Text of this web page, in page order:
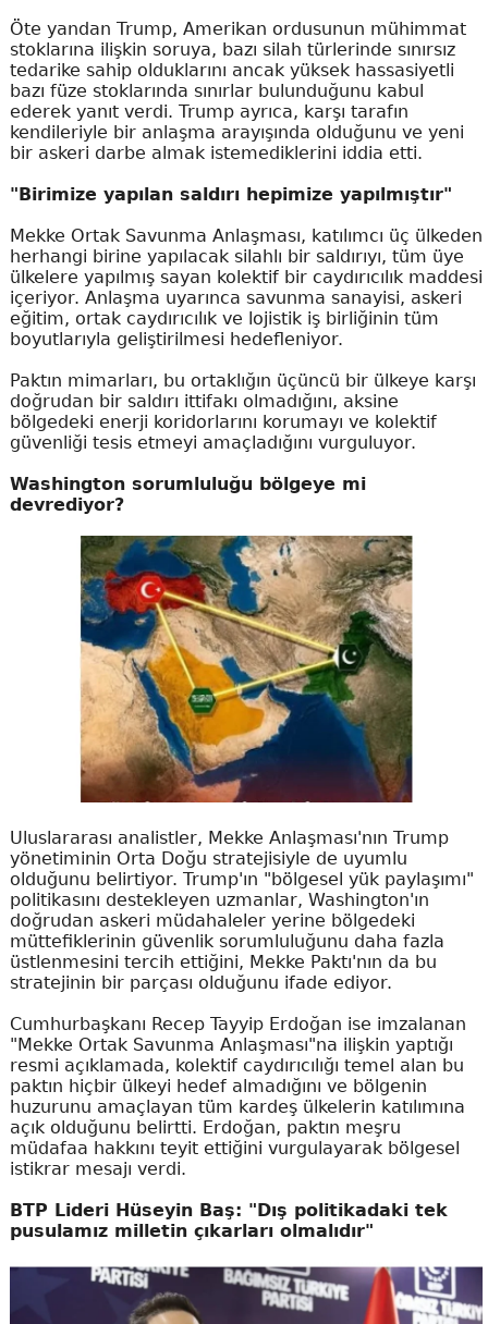
Öte yandan Trump, Amerikan ordusunun mühimmat
stoklarına ilişkin soruya, bazı silah türlerinde sınırsız
tedarike sahip olduklarını ancak yüksek hassasiyetli
bazı füze stoklarında sınırlar bulunduğunu kabul
ederek yanıt verdi. Trump ayrıca, karşı tarafın
kendileriyle bir anlaşma arayışında olduğunu ve yeni
bir askeri darbe almak istemediklerini iddia etti.
"Birimize yapılan saldırı hepimize yapılmıştır"
Mekke Ortak Savunma Anlaşması, katılımcı üç ülkeden
herhangi birine yapılacak silahlı bir saldırıyı, tüm üye
ülkelere yapılmış sayan kolektif bir caydırıcılık maddesi
içeriyor. Anlaşma uyarınca savunma sanayisi, askeri
eğitim, ortak caydırıcılık ve lojistik iş birliğinin tüm
boyutlarıyla geliştirilmesi hedefleniyor.
Paktın mimarları, bu ortaklığın üçüncü bir ülkeye karşı
doğrudan bir saldırı ittifakı olmadığını, aksine
bölgedeki enerji koridorlarını korumayı ve kolektif
güvenliği tesis etmeyi amaçladığını vurguluyor.
Washington sorumluluğu bölgeye mi
devrediyor?
Uluslararası analistler, Mekke Anlaşması'nın Trump
yönetiminin Orta Doğu stratejisiyle de uyumlu
olduğunu belirtiyor. Trump'ın "bölgesel yük paylaşımı"
politikasını destekleyen uzmanlar, Washington'ın
doğrudan askeri müdahaleler yerine bölgedeki
müttefiklerinin güvenlik sorumluluğunu daha fazla
üstlenmesini tercih ettiğini, Mekke Paktı'nın da bu
stratejinin bir parçası olduğunu ifade ediyor.
Cumhurbaşkanı Recep Tayyip Erdoğan ise imzalanan
"Mekke Ortak Savunma Anlaşması"na ilişkin yaptığı
resmi açıklamada, kolektif caydırıcılığı temel alan bu
paktın hiçbir ülkeyi hedef almadığını ve bölgenin
huzurunu amaçlayan tüm kardeş ülkelerin katılımına
açık olduğunu belirtti. Erdoğan, paktın meşru
müdafaa hakkını teyit ettiğini vurgulayarak bölgesel
istikrar mesajı verdi.
BTP Lideri Hüseyin Baş: "Dış politikadaki tek
pusulamız milletin çıkarları olmalıdır"